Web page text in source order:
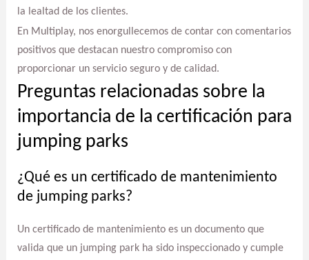
la lealtad de los clientes.
En Multiplay, nos enorgullecemos de contar con comentarios
positivos que destacan nuestro compromiso con
proporcionar un servicio seguro y de calidad.
Preguntas relacionadas sobre la
importancia de la certificación para
jumping parks
¿Qué es un certificado de mantenimiento
de jumping parks?
Un certificado de mantenimiento es un documento que
valida que un jumping park ha sido inspeccionado y cumple